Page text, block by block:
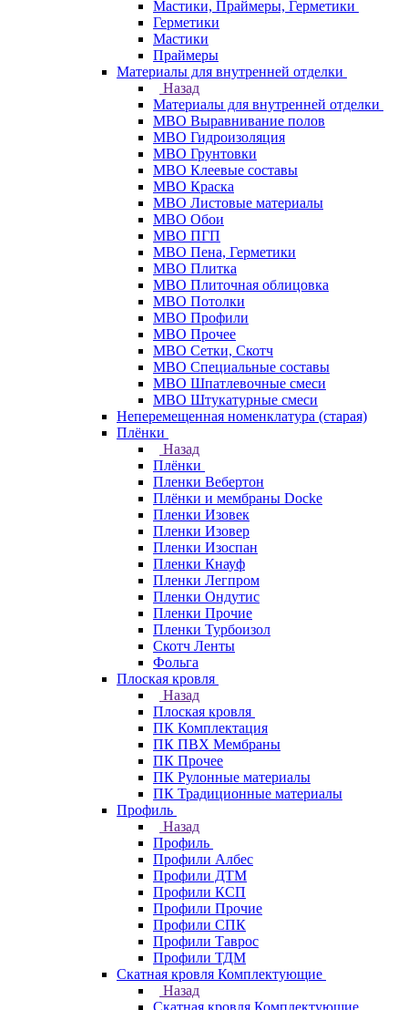
Мастики, Праймеры, Герметики
Герметики
Мастики
Праймеры
Материалы для внутренней отделки
Назад
Материалы для внутренней отделки
МВО Выравнивание полов
МВО Гидроизоляция
МВО Грунтовки
МВО Клеевые составы
МВО Краска
МВО Листовые материалы
МВО Обои
МВО ПГП
МВО Пена, Герметики
МВО Плитка
МВО Плиточная облицовка
МВО Потолки
МВО Профили
МВО Прочее
МВО Сетки, Скотч
МВО Специальные составы
МВО Шпатлевочные смеси
МВО Штукатурные смеси
Неперемещенная номенклатура (старая)
Плёнки
Назад
Плёнки
Пленки Вебертон
Плёнки и мембраны Docke
Пленки Изовек
Пленки Изовер
Пленки Изоспан
Пленки Кнауф
Пленки Легпром
Пленки Ондутис
Пленки Прочие
Пленки Турбоизол
Скотч Ленты
Фольга
Плоская кровля
Назад
Плоская кровля
ПК Комплектация
ПК ПВХ Мембраны
ПК Прочее
ПК Рулонные материалы
ПК Традиционные материалы
Профиль
Назад
Профиль
Профили Албес
Профили ДТМ
Профили КСП
Профили Прочие
Профили СПК
Профили Таврос
Профили ТДМ
Скатная кровля Комплектующие
Назад
Скатная кровля Комплектующие